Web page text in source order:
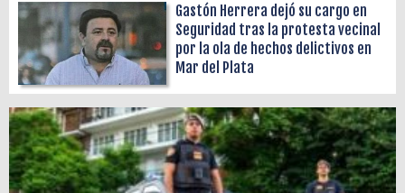
Gastón Herrera dejó su cargo en
Seguridad tras la protesta vecinal
por la ola de hechos delictivos en
Mar del Plata